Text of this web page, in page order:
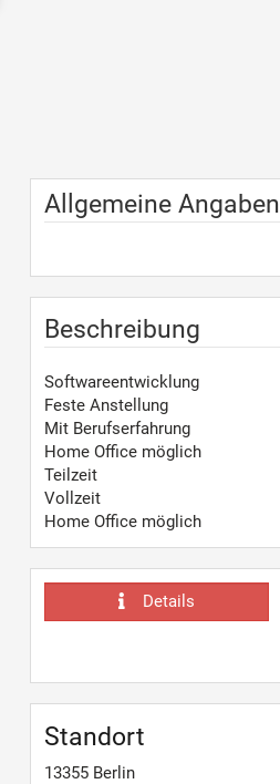
Allgemeine Angaben
Beschreibung
Softwareentwicklung
Feste Anstellung
Mit Berufserfahrung
Home Office möglich
Teilzeit
Vollzeit
Home Office möglich
Details
Standort
13355 Berlin